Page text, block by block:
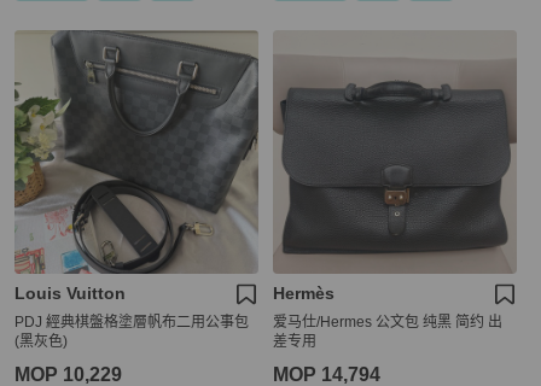
Louis Vuitton
PDJ 經典棋盤格塗層帆布二用公事包
(黑灰色)
MOP 10,229
Hermès
爱马仕/Hermes 公文包 纯黑 简约 出
差专用
MOP 14,794